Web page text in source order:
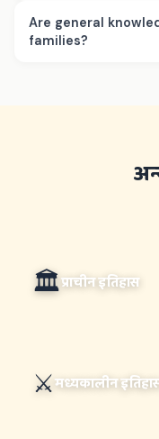
Are general
families?
🏛️प्राचीन इतिहास
⚔️मध्यकालीन